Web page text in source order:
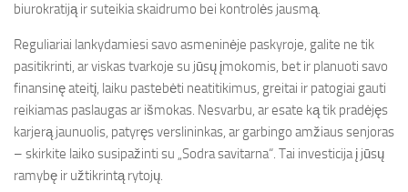
biurokratiją ir suteikia skaidrumo bei kontrolės jausmą.
Reguliariai lankydamiesi savo asmeninėje paskyroje, galite ne tik
pasitikrinti, ar viskas tvarkoje su jūsų įmokomis, bet ir planuoti savo
finansinę ateitį, laiku pastebėti neatitikimus, greitai ir patogiai gauti
reikiamas paslaugas ar išmokas. Nesvarbu, ar esate ką tik pradėjęs
karjerą jaunuolis, patyręs verslininkas, ar garbingo amžiaus senjoras
– skirkite laiko susipažinti su „Sodra savitarna“. Tai investicija į jūsų
ramybę ir užtikrintą rytojų.